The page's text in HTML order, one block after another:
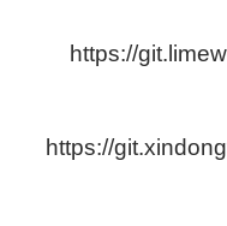
https://
https://